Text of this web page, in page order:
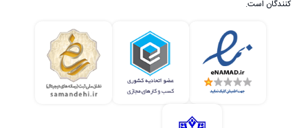
کنندگان است.